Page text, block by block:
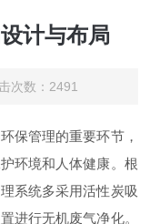
计与布局
数：2491
保管理的重要环节，
环境和人体健康。根
系统多采用活性炭吸
进行无机废气净化。